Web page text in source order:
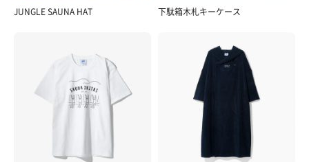
JUNGLE SAUNA HAT 下駄箱木札キーケース